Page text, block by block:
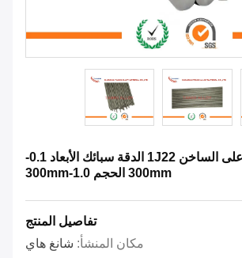
المدرفلة على الساخن 1J22 الدقة سبائك الأبعاد 0.1-
300mm الحجم 1.0-300mm
تفاصيل المنتج
مكان المنشأ: شانغ هاي